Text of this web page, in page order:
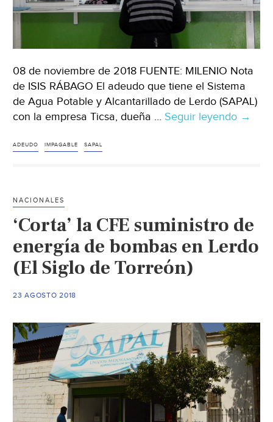
08 de noviembre de 2018 FUENTE: MILENIO Nota
de ISIS RÁBAGO El adeudo que tiene el Sistema
de Agua Potable y Alcantarillado de Lerdo (SAPAL)
con la empresa Ticsa, dueña … Seguir leyendo CdMx:
de
Aguas
→
ADEUDO IMPAGABLE SAPAL
NACIONALES
‘Corta’ la CFE suministro de
energía de bombas en Lerdo
(El Siglo de Torreón)
23 AGOSTO 2018